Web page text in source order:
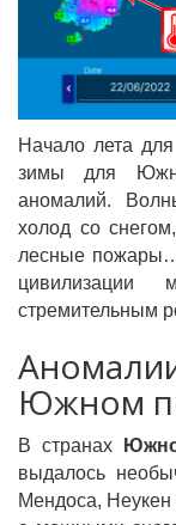
Начало лета
зимы для
аномалий.
холод со
лесные
стремительным
Южном
В странах
выдалось
Мендоса,